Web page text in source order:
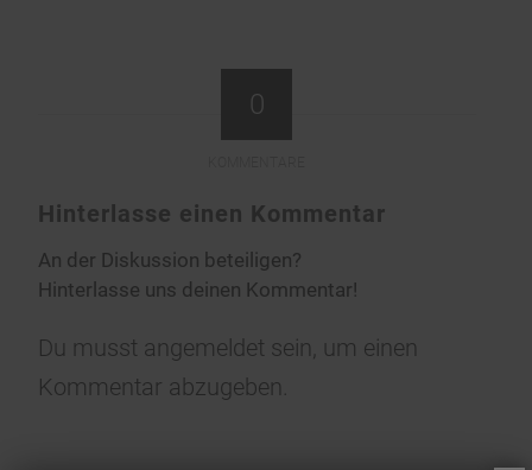
0
Hinterlasse einen Kommentar
An der Diskussion beteiligen?
Hinterlasse uns deinen Kommentar!
Du musst angemeldet sein, um einen
Kommentar abzugeben.